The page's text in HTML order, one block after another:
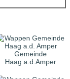
Gemeinde
Haag a.d.Amper